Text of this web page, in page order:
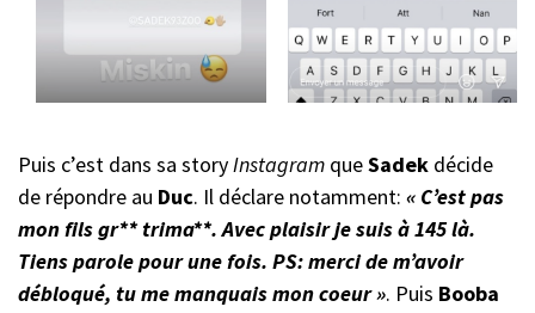
Puis c’est dans sa storyInstagram queSadek décide
de répondre au Duc. Il déclare notamment: « C’est pas
mon fils gr** trima**. Avec plaisir je suis à 145 là.
Tiens parole pour une fois. PS: merci de m’avoir
débloqué, tu me manquais mon coeur ». Puis Booba